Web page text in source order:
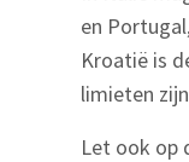
en
Kroatië is
limieten
Let ook op